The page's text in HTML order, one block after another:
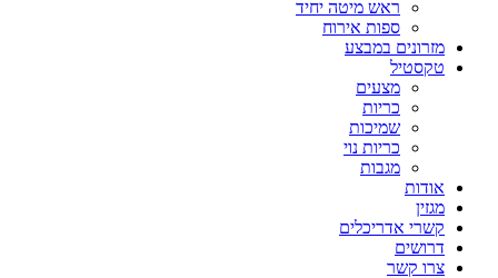
ראש מיטה יחיד
ספות אירוח
מזרונים במבצע
טקסטיל
מצעים
כריות
שמיכות
כריות נוי
מגבות
אודות
מגזין
קשרי אדריכלים
דרושים
צרו קשר